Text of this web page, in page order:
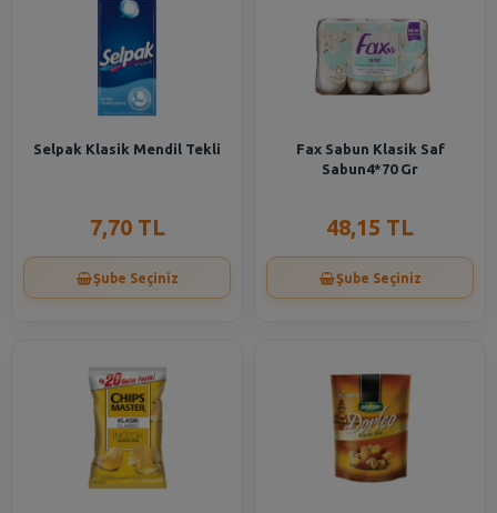
Selpak Klasik Mendil Tekli
7,70 TL
Şube Seçiniz
Fax Sabun Klasik Saf
Sabun4*70 Gr
48,15 TL
Şube Seçiniz